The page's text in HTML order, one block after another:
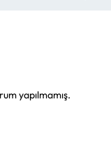
yapılmamış.